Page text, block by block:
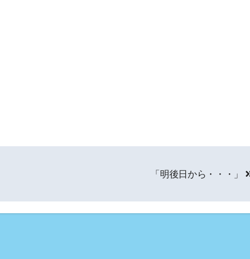
「明後日から・・・」